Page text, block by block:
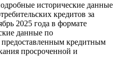
исторические данные
кредитов за
2025 года в формате
данные по
предоставленным кредитным
просроченной и